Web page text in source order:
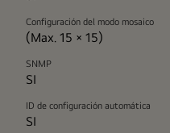
Configuración del modo mosaico
(Max. 15 × 15)
SNMP
SI
ID de configuración automática
SI